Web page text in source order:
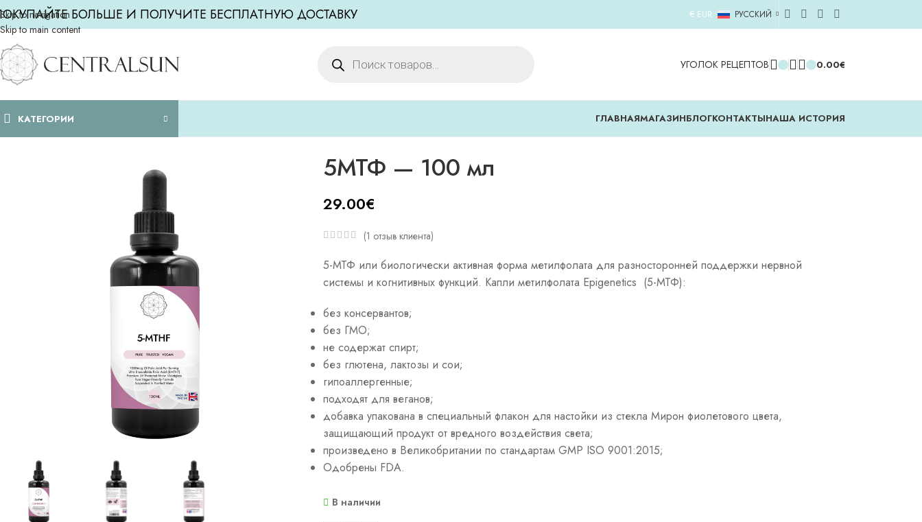
Skip to navigation
Skip to main content
БОЛЬШЕ И ПОЛУЧИТЕ БЕСПЛАТНУЮ ДОСТАВКУ € EUR РУССКИЙ
УГОЛОК РЕЦЕПТОВ 0.00€
КАТЕГОРИИ ГЛАВНАЯMАГАЗИНБЛОГКОНТАКТЫНАША ИСТОРИЯ
5МТФ — 100 мл
29.00€
(1 отзыв клиента)
5-МТФ или биологически активная форма метилфолата для разносторонней поддержки нервной
системы и когнитивных функций. Капли метилфолата Epigenetics (5-МТФ):
без консервантов;
без ГМО;
не содержат спирт;
без глютена, лактозы и сои;
гипоаллергенные;
подходят для веганов;
добавка упакована в специальный флакон для настойки из стекла Мирон фиолетового цвета,
защищающий продукт от вредного воздействия света;
произведено в Великобритании по стандартам GMP ISO 9001:2015;
Одобрены FDA.
В наличии